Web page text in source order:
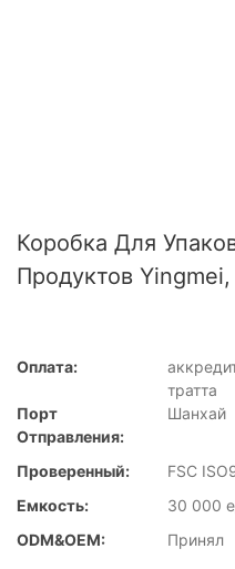
Коробка Для
Продуктов
Оплата:
тратта
Порт
Отправления:
Шанхай
Проверенный:
FSC
Емкость:
30 000
ODM&OEM:
Принял